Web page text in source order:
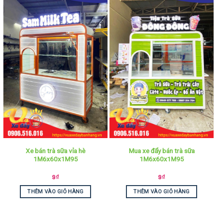
Xe bán trà sữa vỉa hè
1M6x60x1M95
9₫
THÊM VÀO GIỎ HÀNG
Mua xe đẩy bán trà sữa
1M6x60x1M95
9₫
THÊM VÀO GIỎ HÀNG